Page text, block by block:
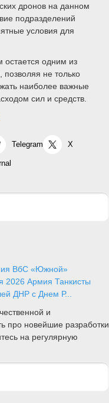
дронов на данном
подразделений
условия для
остается одним из
не только
наиболее важные
сил и средств.
Telegram X
ВбС «Южной»
2026 Армия Танкисты
ДНР с Днем Р...
и
про новейшие разработки
на регулярную